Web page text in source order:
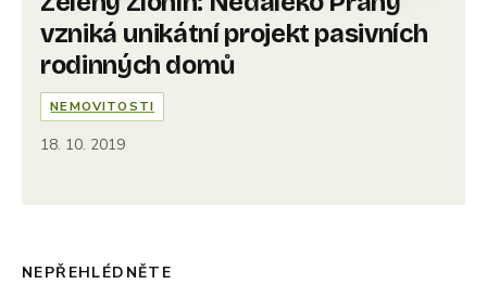
vzniká unikátní projekt pasivních
rodinných domů
NEMOVITOSTI
18. 10. 2019
NEPŘEHLÉDNĚTE